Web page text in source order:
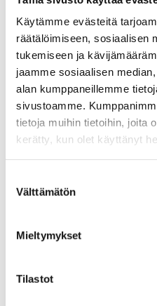
Käytämme evästeitä
räätälöimiseen, sosiaalisen
tukemiseen ja
jaamme sosiaalisen
alan kumppaneillemme
sivustoamme.
tietoja muihin tietoihin, joita
kerätty, kun olet käyttänyt
valinta
Välttämätön
Mieltymykset
Tilastot